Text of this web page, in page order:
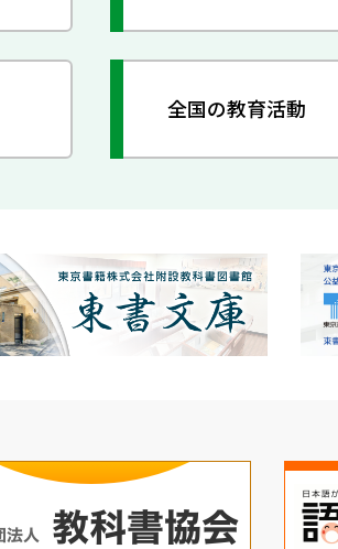
全国の教育活動